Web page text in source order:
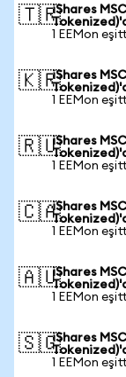
🇹🇷iShares
1 EEMon
🇰🇷iShares
1 EEMon
🇷🇺iShares
1 EEMon
🇨🇦iShares
1 EEMon
🇦🇺iShares
1 EEMon
🇸🇬iShares
1 EEMon